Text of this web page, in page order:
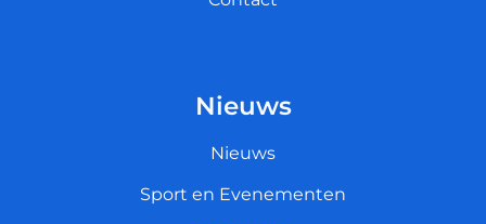
Nieuws
Nieuws
Sport en Evenementen